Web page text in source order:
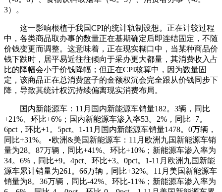
3）。
这一影响根植于我国CPI的统计轨制设想。正在计较过程
中，各类商品取办事的数量正在基期确定后即连结固定，不随
价钱变更而调整。这意味着，正在现实糊口中，当某种商品价
钱下跌时，居平易近往往倾向于采办更大都量，其消费收入占
比的降幅会小于价钱降幅；但正在CPI核算中，因为数量固
定，该商品正在总消费篮子的金额权沉会完全跟从价钱同步下
降，导致其统计权沉持续偏离现实消费布局。
国内新能源车：11月国内新能源车销量182。3辆，同比
+21%、环比+6%；国内新能源车渗入率53。2%，同比+7。
6pct，环比+1。5pct。1-11月国内新能源车销量1478。0万辆，
同比+31%。 •欧洲&美国新能源车：11月欧洲九国新能源车销
量为28。87万辆，同比+41%、环比+10%；新能源车渗入率为
34。6%，同比+9。4pct、环比+3。0pct。1-11月欧洲九国新能
源车累计销量为261。66万辆，同比+32%。11月美国新能源车
销量为8。36万辆，同比-42%、环比-11%；新能源车渗入率为